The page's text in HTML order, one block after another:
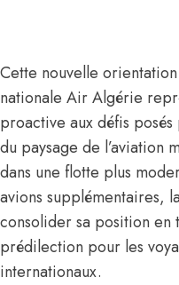
Cette nouvelle
nationale Air Algérie
proactive aux défis posés
du paysage de l’aviation
dans une flotte plus
avions supplémentaires,
consolider sa position en
prédilection pour les
internationaux.